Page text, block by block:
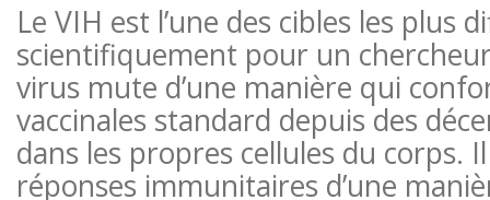
Le VIH est l’une des cibles les plus
scientifiquement pour un
virus mute d’une manière qui
vaccinales standard depuis des
dans les propres cellules du corps.
réponses immunitaires d’une